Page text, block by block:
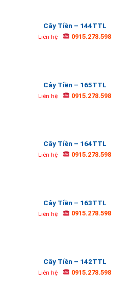
Cây Tiền – 144TTL
Liên hệ 0915.278.598
Cây Tiền – 165TTL
Liên hệ 0915.278.598
Cây Tiền – 164TTL
Liên hệ 0915.278.598
Cây Tiền – 163TTL
Liên hệ 0915.278.598
Cây Tiền – 142TTL
Liên hệ 0915.278.598